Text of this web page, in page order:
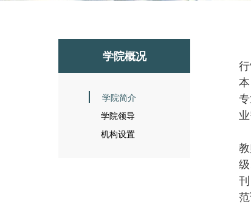
学院概况
学院简介
学院领导
机构设置